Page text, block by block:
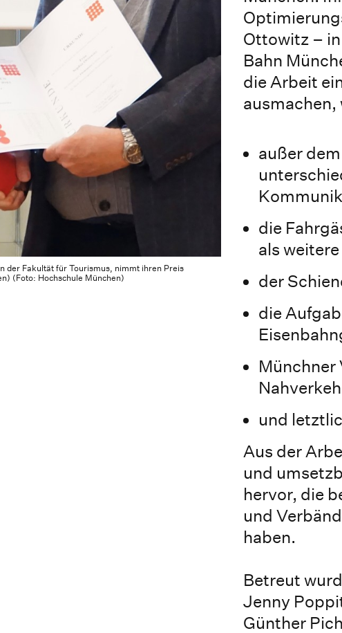
der Fakultät für Tourismus, nimmt ihren Preis
(Foto: Hochschule München)
Ottowitz –
Bahn
die Arbeit
außer
die
als
der
die
Münchner
und
Aus der
und
hervor, die
und
haben.
Betreut
Jenny
Günther